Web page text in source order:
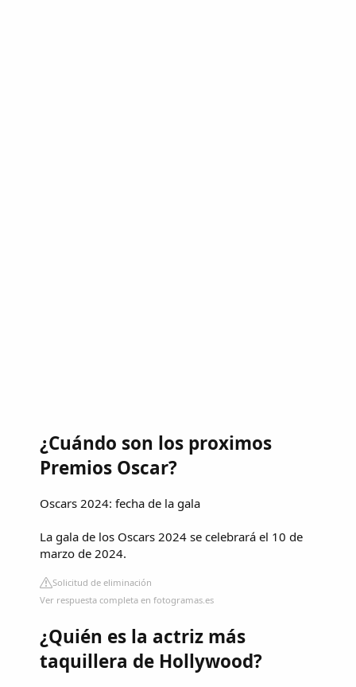
¿Cuándo son los proximos
Premios Oscar?
Oscars 2024: fecha de la gala
La gala de los Oscars 2024 se celebrará el 10 de
marzo de 2024.
Solicitud de eliminación
Ver respuesta completa en fotogramas.es
¿Quién es la actriz más
taquillera de Hollywood?